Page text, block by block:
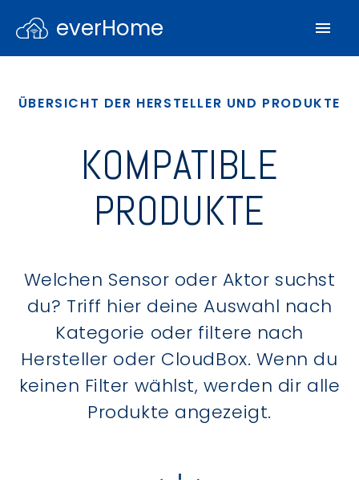
everHome
ÜBERSICHT DER HERSTELLER UND PRODUKTE
KOMPATIBLE
PRODUKTE
Welchen Sensor oder Aktor suchst
du? Triff hier deine Auswahl nach
Kategorie oder filtere nach
Hersteller oder CloudBox. Wenn du
keinen Filter wählst, werden dir alle
Produkte angezeigt.